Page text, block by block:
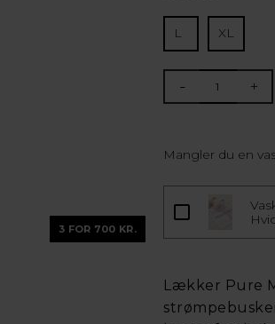
3 FOR 700 KR.
L XL
- +
Mangler du en
Lækker Pure